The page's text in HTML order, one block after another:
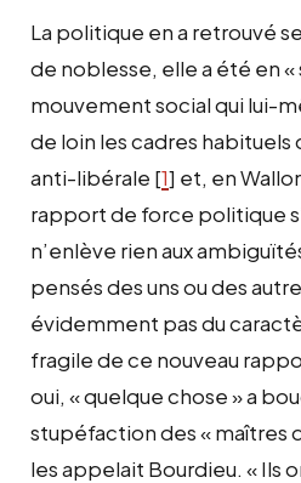
La politique en a retrouvé
de noblesse, elle a été en «
mouvement social qui lui-
de loin les cadres
anti-libérale [1] et, en
rapport de force politique
n’enlève rien aux
pensés des uns ou des
évidemment pas du
fragile de ce nouveau
oui, « quelque chose » a
stupéfaction des « maîtres
les appelait Bourdieu. « Ils